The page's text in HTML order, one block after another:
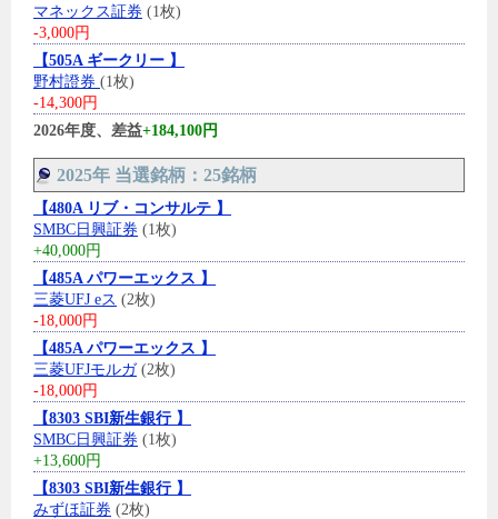
マネックス証券 (1枚)
-3,000円
【505A ギークリー 】
野村證券 (1枚)
-14,300円
2026年度、差益+184,100円
2025年 当選銘柄：25銘柄
【480A リブ・コンサルテ 】
SMBC日興証券 (1枚)
+40,000円
【485A パワーエックス 】
三菱UFJ eス (2枚)
-18,000円
【485A パワーエックス 】
三菱UFJモルガ(2枚)
-18,000円
【8303 SBI新生銀行 】
SMBC日興証券 (1枚)
+13,600円
【8303 SBI新生銀行 】
みずほ証券 (2枚)